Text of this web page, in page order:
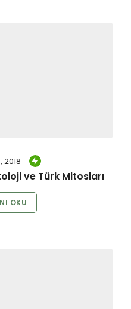
2018
ve Türk Mitosları
OKU